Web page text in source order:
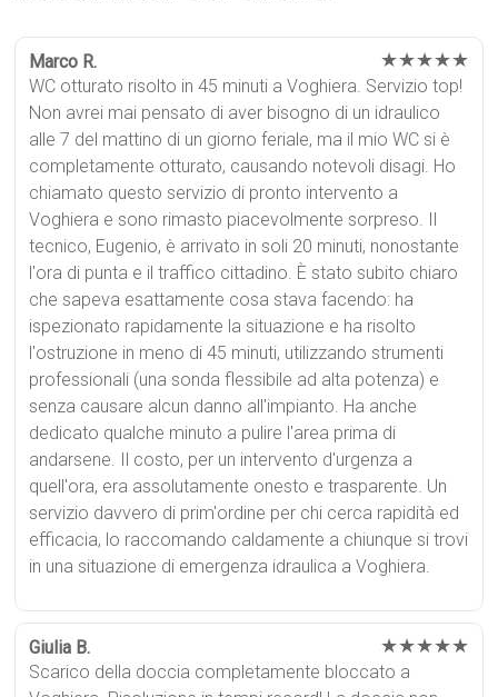
Marco R. ★★★★★
WC otturato risolto in 45 minuti a Voghiera. Servizio top!
Non avrei mai pensato di aver bisogno di un idraulico
alle 7 del mattino di un giorno feriale, ma il mio WC si è
completamente otturato, causando notevoli disagi. Ho
chiamato questo servizio di pronto intervento a
Voghiera e sono rimasto piacevolmente sorpreso. Il
tecnico, Eugenio, è arrivato in soli 20 minuti, nonostante
l'ora di punta e il traffico cittadino. È stato subito chiaro
che sapeva esattamente cosa stava facendo: ha
ispezionato rapidamente la situazione e ha risolto
l'ostruzione in meno di 45 minuti, utilizzando strumenti
professionali (una sonda flessibile ad alta potenza) e
senza causare alcun danno all'impianto. Ha anche
dedicato qualche minuto a pulire l'area prima di
andarsene. Il costo, per un intervento d'urgenza a
quell'ora, era assolutamente onesto e trasparente. Un
servizio davvero di prim'ordine per chi cerca rapidità ed
efficacia, lo raccomando caldamente a chiunque si trovi
in una situazione di emergenza idraulica a Voghiera.
Giulia B. ★★★★★
Scarico della doccia completamente bloccato a